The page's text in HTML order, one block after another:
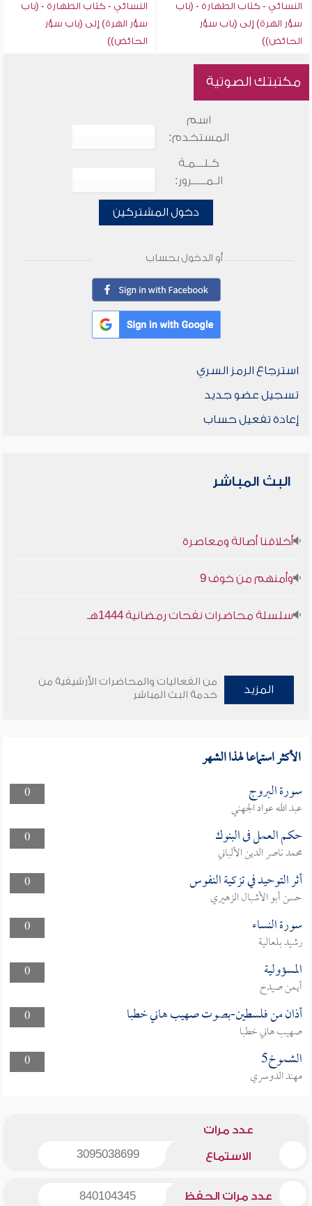
النسائي - كتاب الطهارة - (باب
سؤر الهرة) إلى (باب سؤر
الحائض))
النسائي - كتاب الطهارة - (باب
سؤر الهرة) إلى (باب سؤر
الحائض))
مكتبتك الصوتية
اسم
المستخدم:
كـلـــمـة
الـمـــــرور:
دخول المشتركين
أو الدخول بحساب
استرجاع الرمز السري
تسجيل عضو جديد
إعادة تفعيل حساب
البث المباشر
أخلاقنا أصالة ومعاصرة
وأمنهم من خوف 9
سلسلة محاضرات نفحات رمضانية 1444هـ
المزيد
من الفعاليات والمحاضرات الأرشيفية من
خدمة البث المباشر
الأكثر استماعا لهذا الشهر
0 سورة البروج
عبد الله عواد الجهني
0
حكم العمل فى البنوك
محمد ناصر الدين الألباني
0
أثر التوحيد في تزكية النفوس
حسن أبو الأشبال الزهيري
0
سورة النساء
رشيد بلعالية
0
المسؤولية
أيمن صيدح
0
أذان من فلسطين-بصوت صهيب هاني خطبا
صهيب هاني خطبا
0
الشموخ5
مهند الدوسري
عدد مرات
الاستماع 3095038699
عدد مرات الحفظ 840104345